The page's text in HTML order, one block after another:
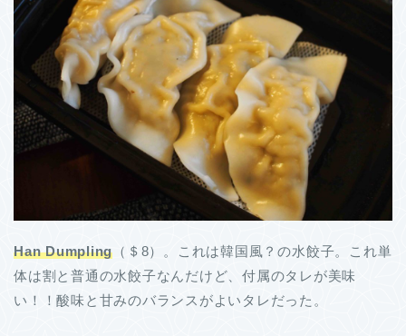
Han Dumpling （＄8）。これは韓国風？の水餃子。これ単
体は割と普通の水餃子なんだけど、付属のタレが美味
い！！酸味と甘みのバランスがよいタレだった。